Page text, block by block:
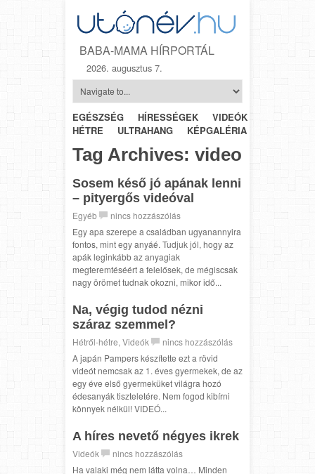
BABA-MAMA HÍRPORTÁL
2026. augusztus 7.
EGÉSZSÉG HÍRESSÉGEK VIDEÓK
HÉTRŐL-
HÉTRE
ULTRAHANG KÉPGALÉRIA
Tag Archives: video
Sosem késő jó apának lenni
– pityergős videóval
Egyéb
nincs hozzászólás
Egy apa szerepe a családban ugyanannyira
fontos, mint egy anyáé. Tudjuk jól, hogy az
apák leginkább az anyagiak
megteremtéséért a felelősek, de mégiscsak
nagy örömet tudnak okozni, mikor idő...
Na, végig tudod nézni
száraz szemmel?
Hétről-hétre, Videók
nincs hozzászólás
A japán Pampers készítette ezt a rövid
videót nemcsak az 1. éves gyermekek, de az
egy éve első gyermeküket világra hozó
édesanyák tiszteletére. Nem fogod kibírni
könnyek nélkül! VIDEÓ...
A híres nevető négyes ikrek
Videók
nincs hozzászólás
Ha valaki még nem látta volna… Minden